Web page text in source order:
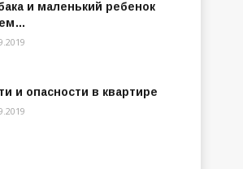
и маленький ребенок
и опасности в квартире